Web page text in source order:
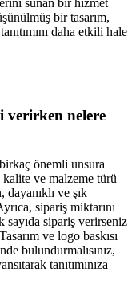
sunan bir hizmet
bir tasarım,
daha etkili hale
verirken nelere
önemli unsura
ve malzeme türü
ve şık
sipariş miktarını
sipariş verirseniz
ve logo baskısı
bulundurmalısınız,
tanıtımınıza